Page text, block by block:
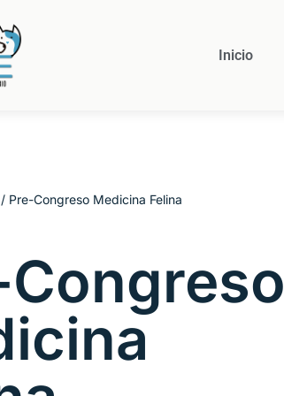
Inicio
/ Pre-Congreso Medicina Felina